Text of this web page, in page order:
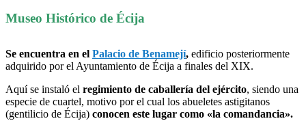
Museo Histórico de Écija
Se encuentra en el Palacio de Benamejí, edificio posteriormente
adquirido por el Ayuntamiento de Écija a finales del XIX.
Aquí se instaló el regimiento de caballería del ejército, siendo una
especie de cuartel, motivo por el cual los abueletes astigitanos
(gentilicio de Écija) conocen este lugar como «la comandancia».